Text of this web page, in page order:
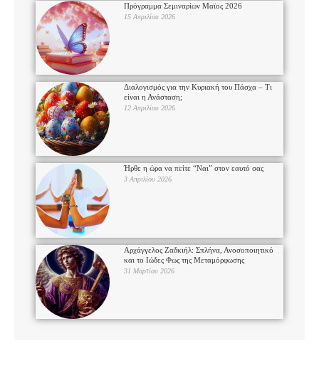
Πρόγραμμα Σεμιναρίων Μαϊος 2026
15 Απριλίου 2026
Διαλογισμός για την Κυριακή του Πάσχα – Τι
είναι η Ανάσταση;
12 Απριλίου 2026
Ήρθε η ώρα να πείτε “Ναι” στον εαυτό σας
3 Απριλίου 2026
Αρχάγγελος Ζαδκιήλ: Σπλήνα, Ανοσοποιητικό
και το Ιώδες Φως της Μεταμόρφωσης
31 Μαρτίου 2026